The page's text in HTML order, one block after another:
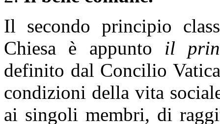
Il secondo principio
Chiesa è appunto il
definito dal Concilio
condizioni della vita
ai singoli membri, di